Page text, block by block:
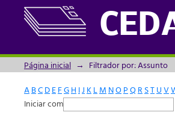
Filtrador por: Assunto
Página inicial → Filtrador por: Assunto
ABCDEFGH IJ KLM NOPQRSTUV
Iniciar com